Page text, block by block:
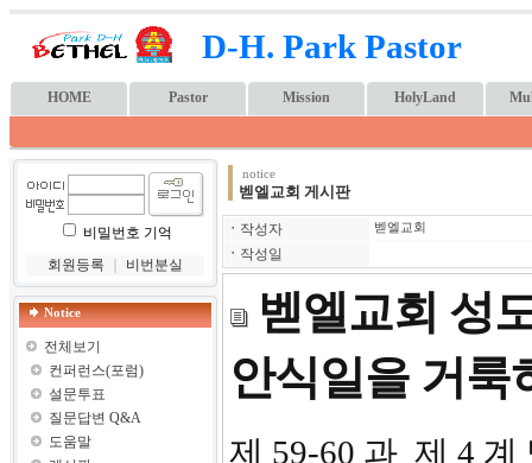
D-H. Park Pastor
HOME Pastor Mission HolyLand
비밀번호 기억
회원등록
비번분실
Notice
전체보기
컨퍼런스(포럼)
설문투표
질문답변 Q&A
도움말
notice
벧엘교회 게시판
ㆍ 작성자 벧엘교회
ㆍ 작성일
벧엘교회 성
안식일을 거룩
제 59-60 과 제 4